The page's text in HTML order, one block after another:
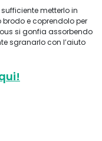
metterlo in
e coprendolo per
si gonfia assorbendo
sgranarlo con l’aiuto